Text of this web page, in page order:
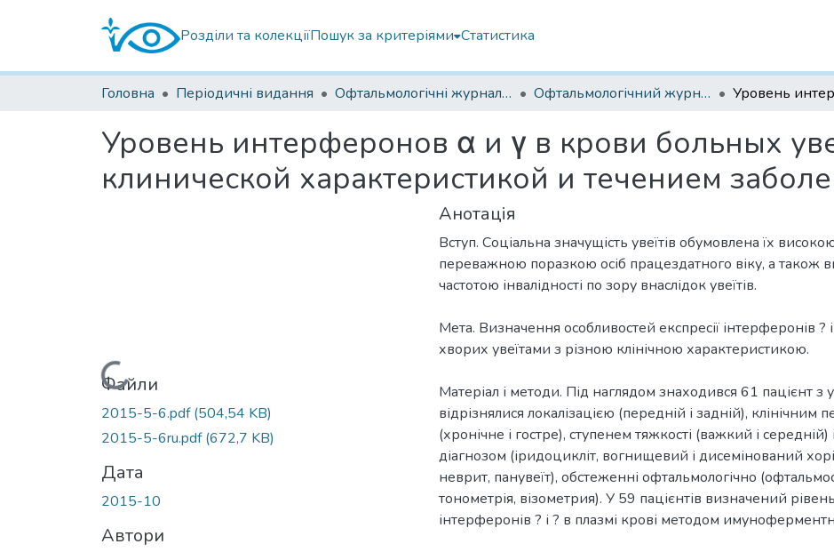
Розділи та колекціїПошук за критеріями Статистика
Головна Періодичні видання Офтальмологічні журнали українські Офтальмологічний журнал 2015
Уровень интерферонов α и γ в крови больных
клинической характеристикой и течением
Вантажиться...
Файли
2015-5-6.pdf(504,54 KB)
2015-5-6ru.pdf(672,7 KB)
Дата
2015-10
Автори
Анотація
Вступ. Соціальна значущість увеїтів обумовлена їх
переважною поразкою осіб працездатного віку, а також
частотою інвалідності по зору внаслідок увеїтів.
Мета. Визначення особливостей експресії інтерферонів ?
хворих увеїтами з різною клінічною характеристикою.
Матеріал і методи. Під наглядом знаходився 61 пацієнт з
відрізнялися локалізацією (передній і задній), клінічним
(хронічне і гостре), ступенем тяжкості (важкий і середній)
діагнозом (іридоцикліт, вогнищевий і дисемінований
неврит, панувеїт), обстеженні офтальмологічно
тонометрія, візометрия). У 59 пацієнтів визначений рівень
інтерферонів ? і ? в плазмі крові методом